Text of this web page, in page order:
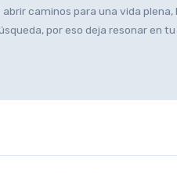
caminos para una vida plena,
por eso deja resonar en